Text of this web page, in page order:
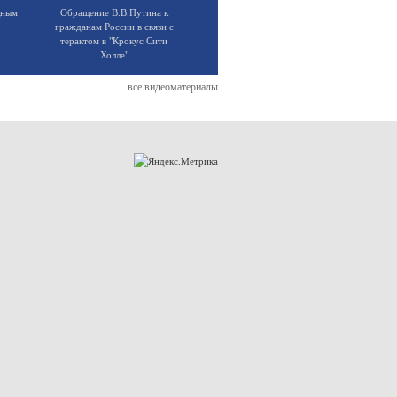
Обращение В.В.Путина к
гражданам России в связи с
терактом в "Крокус Сити
Холле"
все видеоматериалы